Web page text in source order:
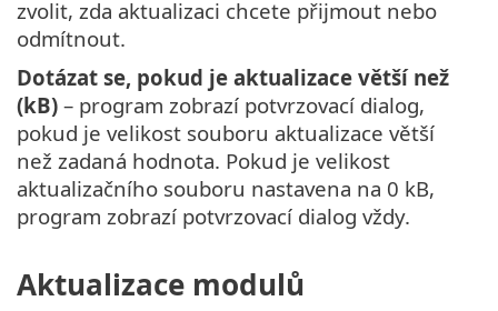
zvolit, zda aktualizaci chcete přijmout nebo
odmítnout.
Dotázat se, pokud je aktualizace větší než
(kB) – program zobrazí potvrzovací dialog,
pokud je velikost souboru aktualizace větší
než zadaná hodnota. Pokud je velikost
aktualizačního souboru nastavena na 0 kB,
program zobrazí potvrzovací dialog vždy.
Aktualizace modulů